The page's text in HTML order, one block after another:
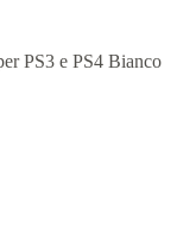
PS3 e PS4 Bianco